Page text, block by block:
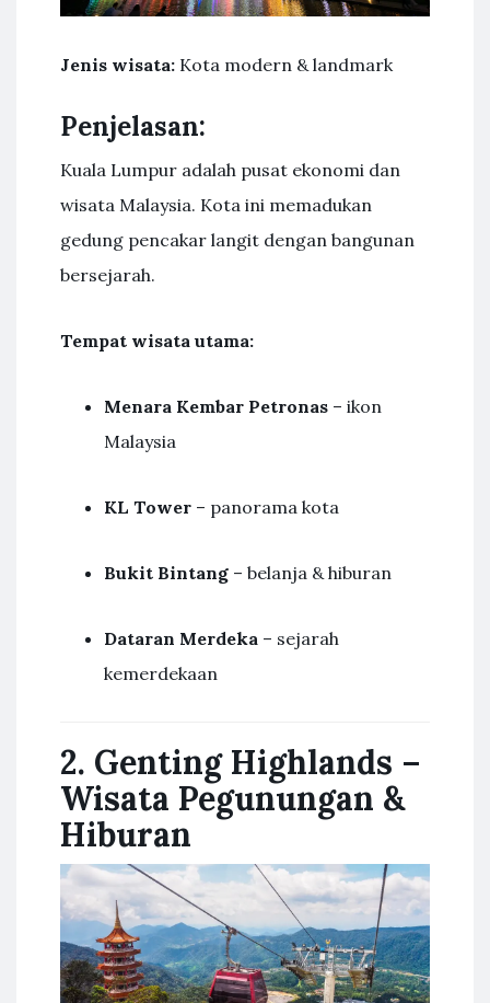
Jenis wisata: Kota modern & landmark
Penjelasan:
Kuala Lumpur adalah pusat ekonomi dan
wisata Malaysia. Kota ini memadukan
gedung pencakar langit dengan bangunan
bersejarah.
Tempat wisata utama:
Menara Kembar Petronas – ikon
Malaysia
KL Tower – panorama kota
Bukit Bintang – belanja & hiburan
Dataran Merdeka – sejarah
kemerdekaan
2. Genting Highlands –
Wisata Pegunungan &
Hiburan